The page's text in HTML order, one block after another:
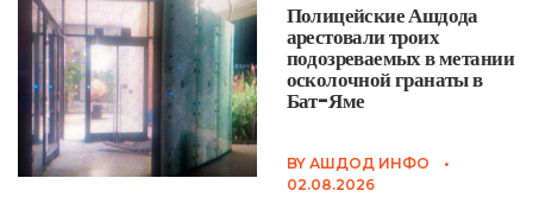
Полицейские Ашдода
арестовали троих
подозреваемых в метании
осколочной гранаты в
Бат-Яме
BY АШДОД ИНФО
•
02.08.2026